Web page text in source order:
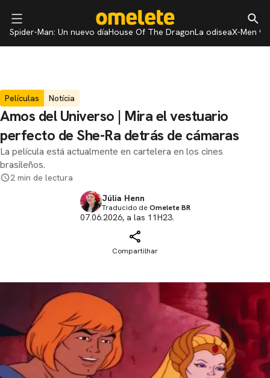
Spider-Man: Un nuevo díaHouse Of The DragonLa odiseaX-Men 97
Películas Notícia
Amos del Universo | Mira el vestuario
perfecto de She-Ra detrás de cámaras
La película está actualmente en cartelera en los cines
brasileños.
2 min de lectura
Júlia Henn
Traducido deOmelete BR
07.06.2026, a las 11H23.
Compartilhar